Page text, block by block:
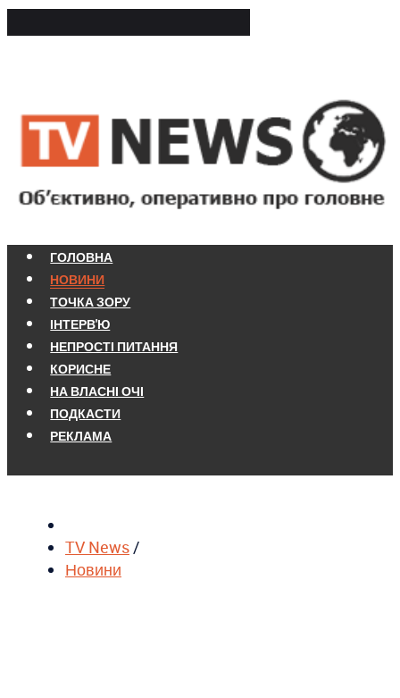
ГОЛОВНА
НОВИНИ
ТОЧКА ЗОРУ
ІНТЕРВ'Ю
НЕПРОСТІ ПИТАННЯ
КОРИСНЕ
НА ВЛАСНІ ОЧІ
ПОДКАСТИ
РЕКЛАМА
TV News/
Новини